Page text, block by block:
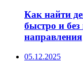
Как найти
быстро и
направления
05.12.2025